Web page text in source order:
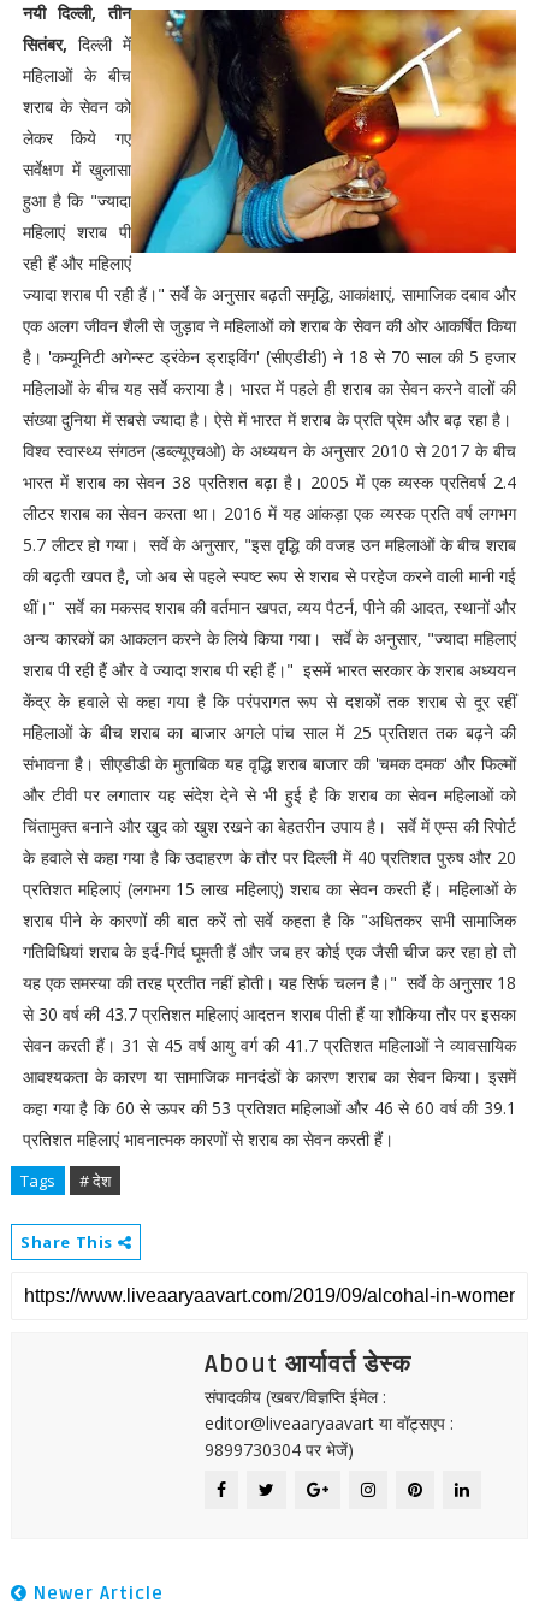
नयी दिल्ली, तीन
सितंबर, दिल्ली में
महिलाओं के बीच
शराब के सेवन को
लेकर किये गए
सर्वेक्षण में खुलासा
हुआ है कि "ज्यादा
महिलाएं शराब पी
रही हैं और महिलाएं
ज्यादा शराब पी रही हैं।" सर्वे के अनुसार बढ़ती समृद्धि, आकांक्षाएं, सामाजिक दबाव और
एक अलग जीवन शैली से जुड़ाव ने महिलाओं को शराब के सेवन की ओर आकर्षित किया
है। 'कम्यूनिटी अगेन्स्ट ड्रंकेन ड्राइविंग' (सीएडीडी) ने 18 से 70 साल की 5 हजार
महिलाओं के बीच यह सर्वे कराया है। भारत में पहले ही शराब का सेवन करने वालों की
संख्या दुनिया में सबसे ज्यादा है। ऐसे में भारत में शराब के प्रति प्रेम और बढ़ रहा है।
विश्व स्वास्थ्य संगठन (डब्ल्यूएचओ) के अध्ययन के अनुसार 2010 से 2017 के बीच
भारत में शराब का सेवन 38 प्रतिशत बढ़ा है। 2005 में एक व्यस्क प्रतिवर्ष 2.4
लीटर शराब का सेवन करता था। 2016 में यह आंकड़ा एक व्यस्क प्रति वर्ष लगभग
5.7 लीटर हो गया। सर्वे के अनुसार, "इस वृद्धि की वजह उन महिलाओं के बीच शराब
की बढ़ती खपत है, जो अब से पहले स्पष्ट रूप से शराब से परहेज करने वाली मानी गई
थीं।" सर्वे का मकसद शराब की वर्तमान खपत, व्यय पैटर्न, पीने की आदत, स्थानों और
अन्य कारकों का आकलन करने के लिये किया गया। सर्वे के अनुसार, "ज्यादा महिलाएं
शराब पी रही हैं और वे ज्यादा शराब पी रही हैं।" इसमें भारत सरकार के शराब अध्ययन
केंद्र के हवाले से कहा गया है कि परंपरागत रूप से दशकों तक शराब से दूर रहीं
महिलाओं के बीच शराब का बाजार अगले पांच साल में 25 प्रतिशत तक बढ़ने की
संभावना है। सीएडीडी के मुताबिक यह वृद्धि शराब बाजार की 'चमक दमक' और फिल्मों
और टीवी पर लगातार यह संदेश देने से भी हुई है कि शराब का सेवन महिलाओं को
चिंतामुक्त बनाने और खुद को खुश रखने का बेहतरीन उपाय है। सर्वे में एम्स की रिपोर्ट
के हवाले से कहा गया है कि उदाहरण के तौर पर दिल्ली में 40 प्रतिशत पुरुष और 20
प्रतिशत महिलाएं (लगभग 15 लाख महिलाएं) शराब का सेवन करती हैं। महिलाओं के
शराब पीने के कारणों की बात करें तो सर्वे कहता है कि "अधितकर सभी सामाजिक
गतिविधियां शराब के इर्द-गिर्द घूमती हैं और जब हर कोई एक जैसी चीज कर रहा हो तो
यह एक समस्या की तरह प्रतीत नहीं होती। यह सिर्फ चलन है।" सर्वे के अनुसार 18
से 30 वर्ष की 43.7 प्रतिशत महिलाएं आदतन शराब पीती हैं या शौकिया तौर पर इसका
सेवन करती हैं। 31 से 45 वर्ष आयु वर्ग की 41.7 प्रतिशत महिलाओं ने व्यावसायिक
आवश्यकता के कारण या सामाजिक मानदंडों के कारण शराब का सेवन किया। इसमें
कहा गया है कि 60 से ऊपर की 53 प्रतिशत महिलाओं और 46 से 60 वर्ष की 39.1
प्रतिशत महिलाएं भावनात्मक कारणों से शराब का सेवन करती हैं।
Tags # देश
Share This
About आर्यावर्त डेस्क
संपादकीय (खबर/विज्ञप्ति ईमेल :
editor@liveaaryaavart या वॉट्सएप :
9899730304 पर भेजें)
Newer Article